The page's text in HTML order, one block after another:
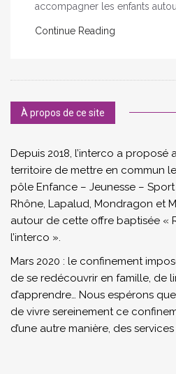
accompagner les enfants
Continue Reading
À propos de ce site
Depuis 2018, l’interco a proposé
territoire de mettre en commun
pôle Enfance – Jeunesse –
Rhône, Lapalud, Mondragon et
autour de cette offre baptisée «
l’interco ».
Mars 2020 : le confinement
de se redécouvrir en famille, de
d’apprendre… Nous espérons
de vivre sereinement ce
d’une autre manière, des services